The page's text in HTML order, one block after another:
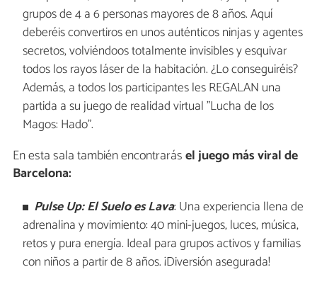
grupos de 4 a 6 personas mayores de 8 años. Aquí
deberéis convertiros en unos auténticos ninjas y agentes
secretos, volviéndoos totalmente invisibles y esquivar
todos los rayos láser de la habitación. ¿Lo conseguiréis?
Además, a todos los participantes les REGALAN una
partida a su juego de realidad virtual "Lucha de los
Magos: Hado".
En esta sala también encontrarásel juego más viral de
Barcelona:
Pulse Up: El Suelo es Lava: Una experiencia llena de
adrenalina y movimiento: 40 mini-juegos, luces, música,
retos y pura energía. Ideal para grupos activos y familias
con niños a partir de 8 años. ¡Diversión asegurada!